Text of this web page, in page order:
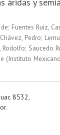
; Fuentes Ruiz,
Pedro;
Rodolfo; Saucedo
(Instituto
8532,